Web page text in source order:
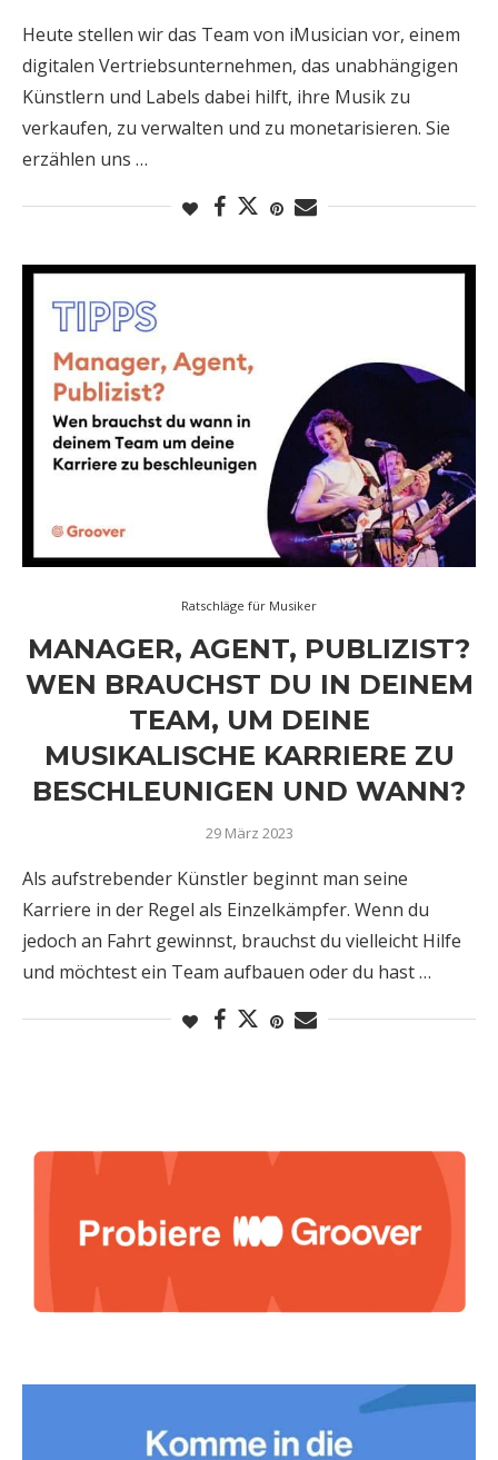
Heute stellen wir das Team von iMusician vor, einem
digitalen Vertriebsunternehmen, das unabhängigen
Künstlern und Labels dabei hilft, ihre Musik zu
verkaufen, zu verwalten und zu monetarisieren. Sie
erzählen uns …
Ratschläge für Musiker
MANAGER, AGENT, PUBLIZIST?
WEN BRAUCHST DU IN DEINEM
TEAM, UM DEINE
MUSIKALISCHE KARRIERE ZU
BESCHLEUNIGEN UND WANN?
29 März 2023
Als aufstrebender Künstler beginnt man seine
Karriere in der Regel als Einzelkämpfer. Wenn du
jedoch an Fahrt gewinnst, brauchst du vielleicht Hilfe
und möchtest ein Team aufbauen oder du hast …